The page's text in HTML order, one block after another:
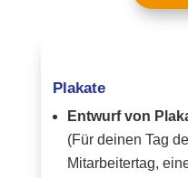
Plakate
Entwurf von
(Für deinen Tag
Mitarbeitertag,